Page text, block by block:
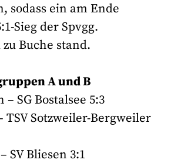
sodass ein am Ende
Sieg der Spvgg.
Buche stand.
A und B
– SG Bostalsee 5:3
TSV Sotzweiler-Bergweiler
SV Bliesen 3:1